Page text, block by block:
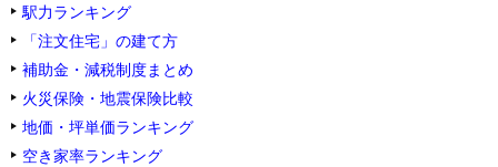
駅力ランキング
「注文住宅」の建て方
補助金・減税制度まとめ
火災保険・地震保険比較
地価・坪単価ランキング
空き家率ランキング